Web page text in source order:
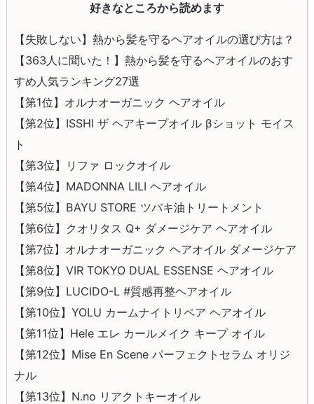
好きなところから読めます
【失敗しない】熱から髪を守るヘアオイルの選び方は？
【363人に聞いた！】熱から髪を守るヘアオイルのおす
すめ人気ランキング27選
【第1位】オルナオーガニック ヘアオイル
【第2位】ISSHI ザ ヘアキープオイル βショット モイス
ト
【第3位】リファ ロックオイル
【第4位】MADONNA LILI ヘアオイル
【第5位】BAYU STORE ツバキ油トリートメント
【第6位】クオリタス Q+ ダメージケア ヘアオイル
【第7位】オルナオーガニック ヘアオイル ダメージケア
【第8位】VIR TOKYO DUAL ESSENSE ヘアオイル
【第9位】LUCIDO-L #質感再整ヘアオイル
【第10位】YOLU カームナイトリペア ヘアオイル
【第11位】Hele エレ カールメイク キープ オイル
【第12位】Mise En Scene パーフェクトセラム オリジ
ナル
【第13位】N.no リアクトキーオイル